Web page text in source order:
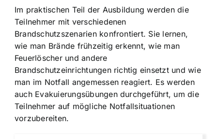
Im praktischen Teil der Ausbildung werden die
Teilnehmer mit verschiedenen
Brandschutzszenarien konfrontiert. Sie lernen,
wie man Brände frühzeitig erkennt, wie man
Feuerlöscher und andere
Brandschutzeinrichtungen richtig einsetzt und wie
man im Notfall angemessen reagiert. Es werden
auch Evakuierungsübungen durchgeführt, um die
Teilnehmer auf mögliche Notfallsituationen
vorzubereiten.